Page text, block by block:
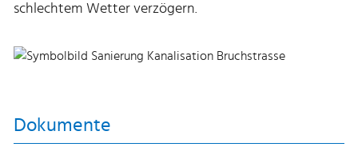
schlechtem Wetter verzögern.
Dokumente